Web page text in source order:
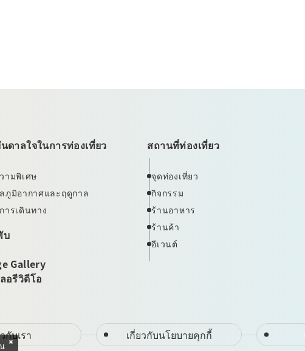
ดาลใจในการท่องเที่ยว
ามพิเศษ
ภูมิอากาศและฤดูกาล
ารเดินทาง
บ
Gallery
อรีวิดีโอ
สถานที่ท่องเที่ยว
จุดท่องเที่ยว
กิจกรรม
ร้านอาหาร
ร้านค้า
อีเวนต์
กับเรา เกี่ยวกับนโยบายคุกกี้